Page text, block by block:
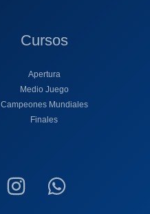
Cursos
Apertura
Medio Juego
Campeones Mundiales
Finales